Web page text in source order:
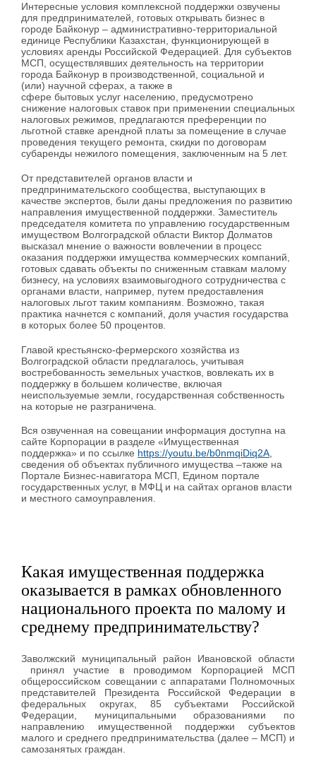
Интересные условия комплексной поддержки озвучены
для предпринимателей, готовых открывать бизнес в
городе Байконур – административно-территориальной
единице Республики Казахстан, функционирующей в
условиях аренды Российской Федерацией. Для субъектов
МСП, осуществлявших деятельность на территории
города Байконур в производственной, социальной и
(или) научной сферах, а также в
сфере бытовых услуг населению, предусмотрено
снижение налоговых ставок при применении специальных
налоговых режимов, предлагаются преференции по
льготной ставке арендной платы за помещение в случае
проведения текущего ремонта, скидки по договорам
субаренды нежилого помещения, заключенным на 5 лет.
От представителей органов власти и
предпринимательского сообщества, выступающих в
качестве экспертов, были даны предложения по развитию
направления имущественной поддержки. Заместитель
председателя комитета по управлению государственным
имуществом Волгоградской области Виктор Долматов
высказал мнение о важности вовлечении в процесс
оказания поддержки имущества коммерческих компаний,
готовых сдавать объекты по сниженным ставкам малому
бизнесу, на условиях взаимовыгодного сотрудничества с
органами власти, например, путем предоставления
налоговых льгот таким компаниям. Возможно, такая
практика начнется с компаний, доля участия государства
в которых более 50 процентов.
Главой крестьянско-фермерского хозяйства из
Волгоградской области предлагалось, учитывая
востребованность земельных участков, вовлекать их в
поддержку в большем количестве, включая
неиспользуемые земли, государственная собственность
на которые не разграничена.
Вся озвученная на совещании информация доступна на
сайте Корпорации в разделе «Имущественная
поддержка» и по ссылке https://youtu.be/b0nmqiDiq2A,
сведения об объектах публичного имущества –также на
Портале Бизнес-навигатора МСП, Едином портале
государственных услуг, в МФЦ и на сайтах органов власти
и местного самоуправления.
Какая имущественная поддержка
оказывается в рамках обновленного
национального проекта по малому и
среднему предпринимательству?
Заволжский муниципальный район Ивановской области
принял участие в проводимом Корпорацией МСП
общероссийском совещании с аппаратами Полномочных
представителей Президента Российской Федерации в
федеральных округах, 85 субъектами Российской
Федерации, муниципальными образованиями по
направлению имущественной поддержки субъектов
малого и среднего предпринимательства (далее – МСП) и
самозанятых граждан.